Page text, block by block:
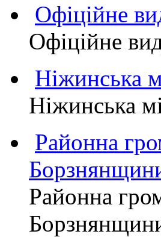
Офіційне
Офіційне
Ніжинська
Ніжинська
Районна
Районна